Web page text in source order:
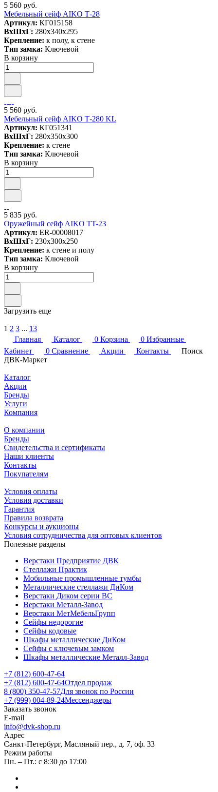
5 560 руб.
Мебельный сейф AIKO Т-28
Артикул: КГ015158
ВxШxГ: 280x340x295
Крепление: к полу, к стене
Тип замка: Ключевой
В корзину
5 560 руб.
Мебельный сейф AIKO Т-280 KL
Артикул: КГ051341
ВxШxГ: 280x350x300
Крепление: к стене
Тип замка: Ключевой
В корзину
5 835 руб.
Оружейный сейф AIKO TT-23
Артикул: ER-00008017
ВxШxГ: 230x300x250
Крепление: к стене и полу
Тип замка: Ключевой
В корзину
Загрузить еще
1 2 3 ... 13
Главная
Каталог 0 Корзина 0 Избранные
Кабинет
0 Сравнение Акции Контакты
Поиск
ДВК-Маркет
Каталог
Акции
Бренды
Услуги
Компания
О компании
Бренды
Свидетельства и сертификаты
Наши клиенты
Контакты
Покупателям
Условия оплаты
Условия доставки
Гарантия
Правила возврата
Конкурсы и аукционы
Условия сотрудничества для оптовых клиентов
Полезные разделы
Верстаки Предприятие ДВК
Стеллажи Практик
Мобильные промышленные тумбы
Металлические стеллажи ДиКом
Верстаки Диком серии ВС
Верстаки Металл-Завод
Верстаки МетМебельГрупп
Сейфы недорогие
Сейфы кодовые
Шкафы металлические ДиКом
Сейфы с ключевым замком
Шкафы металлические Металл-Завод
+7 (812) 600-47-64
+7 (812) 600-47-64Отдел продаж
8 (800) 350-47-57Для звонок по России
+7 (999) 004-89-24Мессенджеры
Заказать звонок
E-mail
info@dvk-shop.ru
Адрес
Санкт-Петербург, Масляный пер., д. 7, оф. 33
Режим работы
Пн. – Пт.: с 8:30 до 17:00